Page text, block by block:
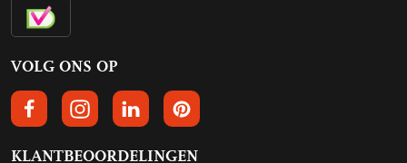
VOLG ONS OP
VOLGS ONS OP FACEBOOK
VOLG ONS OP INSTAGRAM
VOLG ONS OP LINKEDIN
VOLG ONS OP PINTEREST
KLANTBEOORDELINGEN